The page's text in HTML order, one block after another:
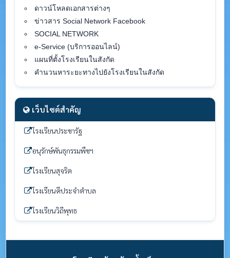
ดาวน์โหลดเอกสารต่างๆ
ข่าวสาร Social Network Facebook
SOCIAL NETWORK
e-Service (บริการออนไลน์)
แผนที่ตั้งโรงเรียนในสังกัด
คำนวนหาระยะทางไปยังโรงเรียนในสังกัด
เว็บไซต์สำคัญ
โรงเรียนประชารัฐ
อนุรักษ์พันธุกรรมพืชฯ
โรงเรียนสุจริต
โรงเรียนดีประจำตำบล
โรงเรียนวิถีพุทธ